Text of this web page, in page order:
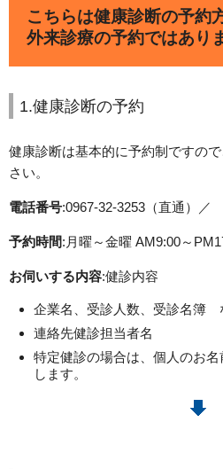
こちらは健康診断の予約
外来診療の予約ではあり
1.健康診断の予約
健康診断は基本的に予約制ですの
さい。
電話番号:0967-32-3253（直通）／
予約時間:月曜～金曜 AM9:00～
お伺いする内容:健診内容
企業名、受診人数、受診名簿
連絡先健診担当者名
特定健診の場合は、個人のお
します。